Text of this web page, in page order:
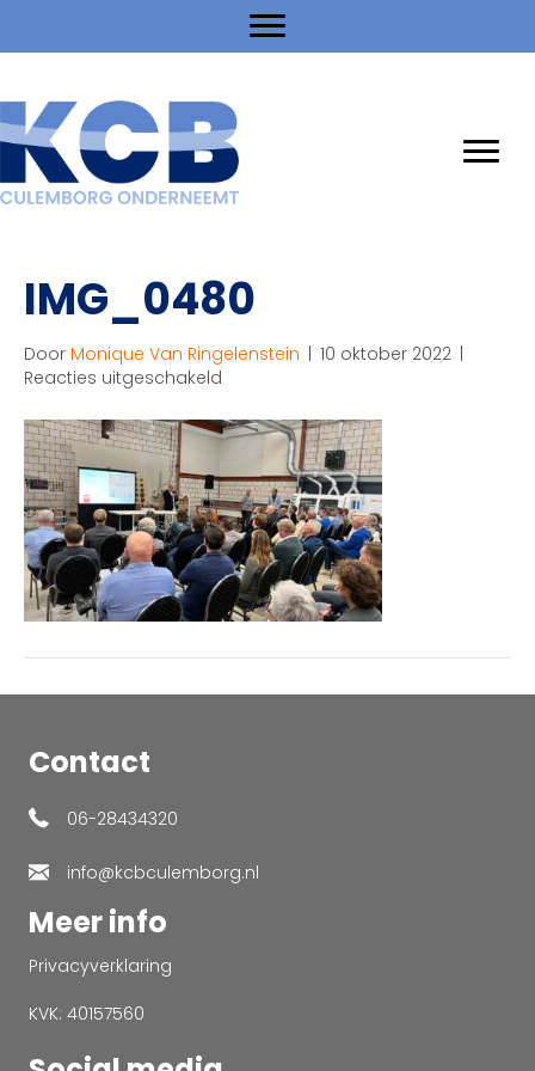
IMG_0480
Door Monique Van Ringelenstein | 10 oktober 2022 |
Reacties uitgeschakeld
Contact
06-28434320
info@kcbculemborg.nl
Meer info
Privacyverklaring
KVK: 40157560